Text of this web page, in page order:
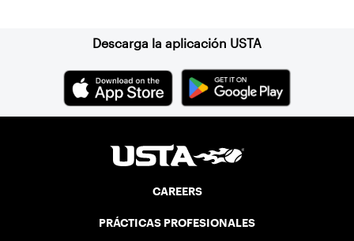
Descarga la aplicación USTA
CAREERS
PRÁCTICAS PROFESIONALES